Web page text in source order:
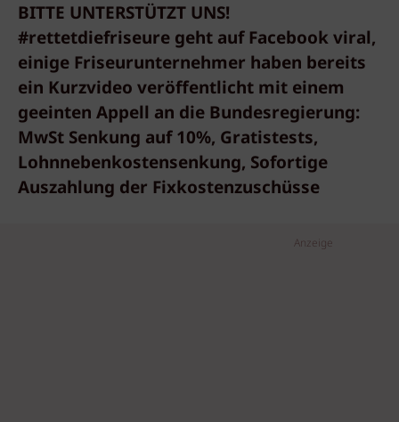
BITTE UNTERSTÜTZT UNS!
#rettetdiefriseure geht auf Facebook viral,
einige Friseurunternehmer haben bereits
ein Kurzvideo veröffentlicht mit einem
geeinten Appell an die Bundesregierung:
MwSt Senkung auf 10%, Gratistests,
Lohnnebenkostensenkung, Sofortige
Auszahlung der Fixkostenzuschüsse
Anzeige